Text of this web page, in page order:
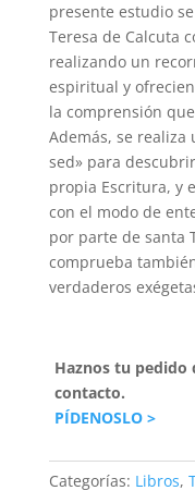
presente estudio
Teresa de Calcuta
realizando un
espiritual y
la comprensión
Además, se realiza
sed» para
propia Escritura, y
con el modo de
por parte de santa
comprueba
verdaderos
Haznos tu pedido
contacto.
PÍDENOSLO >
Categorías: Libros,